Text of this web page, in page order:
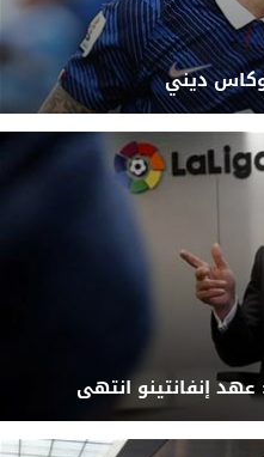
ديني
إنفانتينو انتهى